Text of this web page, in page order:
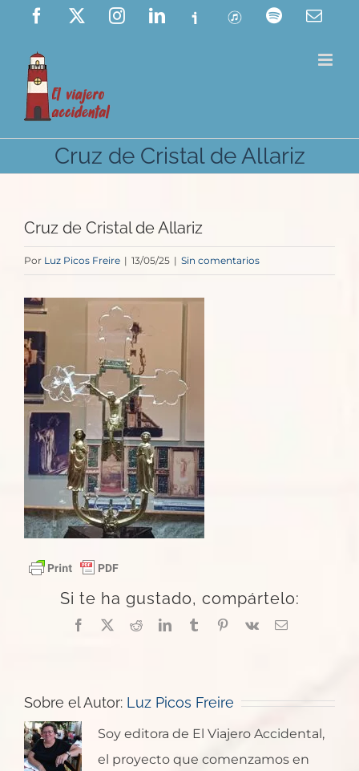
Saltar
contenido
Facebook InstagramLinkedIn
Ivoox ITunes Spotify
Cruz de Cristal de Allariz
Cruz de Cristal de Allariz
Por Luz Picos Freire | 13/05/25 | Sin comentarios
Si te ha gustado, compártelo:
Facebook
X RedditLinkedInTumblrPinterest
Vk
Correo
Sobre el Autor: Luz Picos Freire
Soy editora de El Viajero Accidental,
el proyecto que comenzamos en